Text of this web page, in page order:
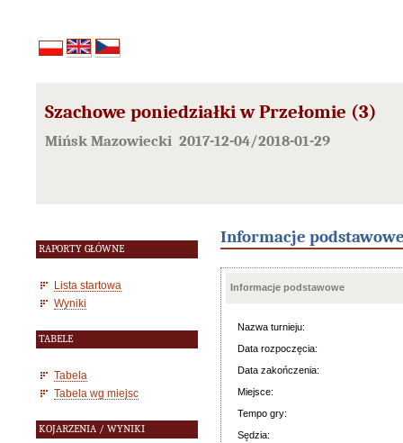
Szachowe poniedziałki w Przełomie (3)
Mińsk Mazowiecki 2017-12-04/2018-01-29
RAPORTY GŁÓWNE
Lista startowa
Wyniki
TABELE
Tabela
Tabela wg miejsc
KOJARZENIA / WYNIKI
Informacje
Informacje podstawowe
Nazwa turnieju:
Data rozpoczęcia:
Data zakończenia:
Miejsce:
Tempo gry:
Sędzia: